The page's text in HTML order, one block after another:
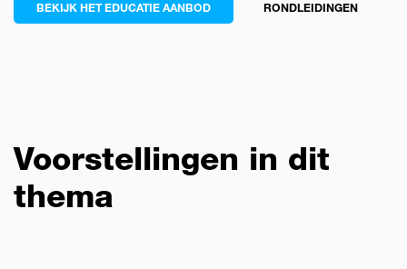
BEKIJK HET EDUCATIE AANBOD RONDLEIDINGEN
Voorstellingen in dit
thema